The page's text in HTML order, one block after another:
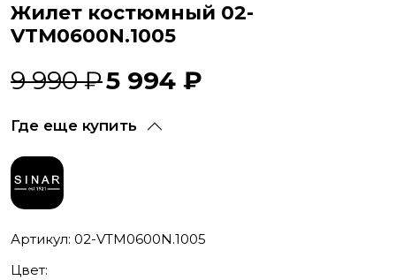
Жилет костюмный 02-
VTM0600N.1005
9 990 ₽5 994 ₽
Где еще купить
Артикул: 02-VTM0600N.1005
Цвет: